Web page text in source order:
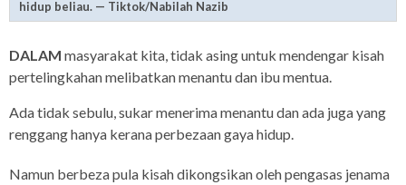
hidup beliau. — Tiktok/Nabilah Nazib
DALAM masyarakat kita, tidak asing untuk mendengar kisah
pertelingkahan melibatkan menantu dan ibu mentua.
Ada tidak sebulu, sukar menerima menantu dan ada juga yang
renggang hanya kerana perbezaan gaya hidup.
Namun berbeza pula kisah dikongsikan oleh pengasas jenama